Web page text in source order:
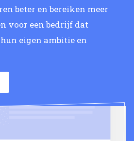
beter en bereiken meer
voor een bedrijf dat
eigen ambitie en